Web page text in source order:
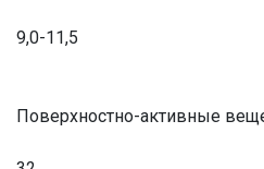
9,0-11,5
Поверхностно-активные